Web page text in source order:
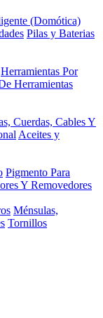
(Domótica)
Pilas y Baterias
Herramientas Por
Herramientas
Cuerdas, Cables Y
Aceites y
Pigmento Para
Y Removedores
Ménsulas,
Tornillos